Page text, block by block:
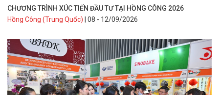
CHƯƠNG TRÌNH XÚC TIẾN ĐẦU TƯ TẠI HỒNG CÔNG 2026
Hồng Công (Trung Quốc) | 08 - 12/09/2026